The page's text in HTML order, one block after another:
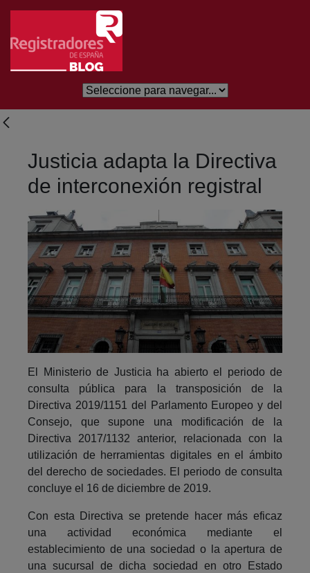
Skip to Main Content
Justicia adapta la Directiva
de interconexión registral
El Ministerio de Justicia ha abierto el periodo de
consulta pública para la transposición de la
Directiva 2019/1151 del Parlamento Europeo y del
Consejo, que supone una modificación de la
Directiva 2017/1132 anterior, relacionada con la
utilización de herramientas digitales en el ámbito
del derecho de sociedades. El periodo de consulta
concluye el 16 de diciembre de 2019.
Con esta Directiva se pretende hacer más eficaz
una actividad económica mediante el
establecimiento de una sociedad o la apertura de
una sucursal de dicha sociedad en otro Estado